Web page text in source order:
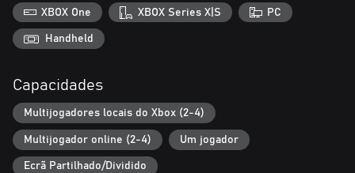
XBOX One XBOX Series X|S PC
Handheld
Capacidades
Multijogadores locais do Xbox (2-4)
Multijogador online (2-4) Um jogador
Ecrã Partilhado/Dividido